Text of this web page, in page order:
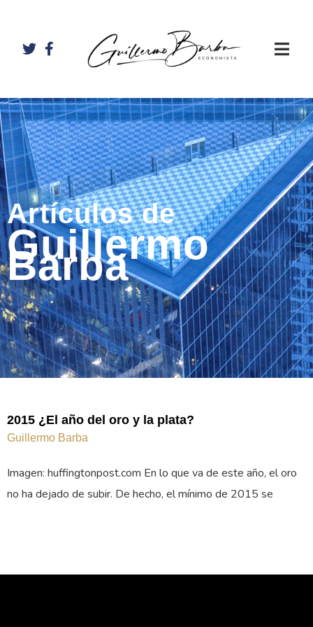
Artículos de
Guillermo
Barba
2015 ¿El año del oro y la plata?
Guillermo Barba
Imagen: huffingtonpost.com En lo que va de este año, el oro
no ha dejado de subir. De hecho, el mínimo de 2015 se